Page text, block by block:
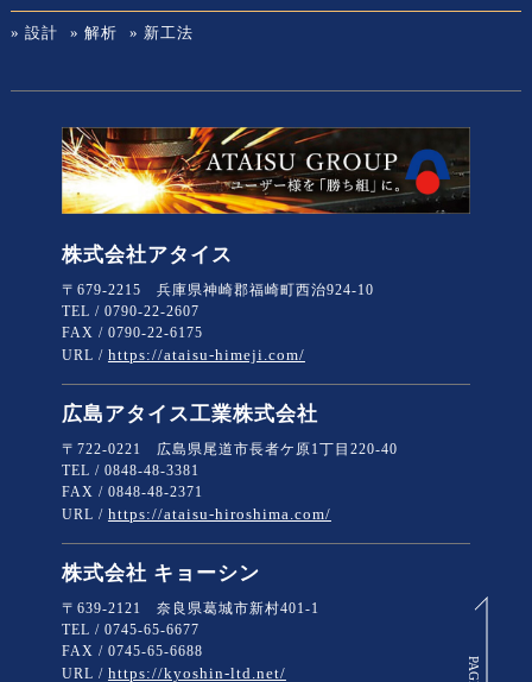
» 設計 » 解析 » 新工法
株式会社アタイス
〒679-2215 兵庫県神崎郡福崎町西治924-10
TEL / 0790-22-2607
FAX / 0790-22-6175
URL / https://ataisu-himeji.com/
広島アタイス工業株式会社
〒722-0221 広島県尾道市長者ケ原1丁目220-40
TEL / 0848-48-3381
FAX / 0848-48-2371
URL / https://ataisu-hiroshima.com/
株式会社 キョーシン
〒639-2121 奈良県葛城市新村401-1
TEL / 0745-65-6677
FAX / 0745-65-6688
URL / https://kyoshin-ltd.net/